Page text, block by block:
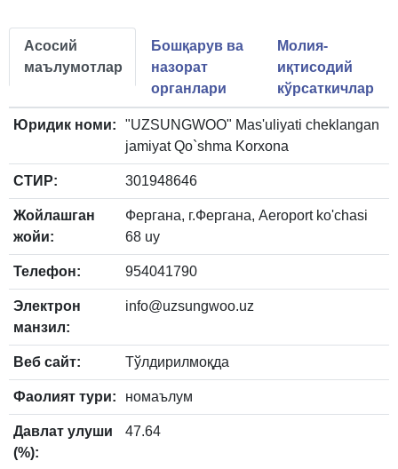
Асосий
маълумотлар
Бошқарув ва
назорат
органлари
Молия-
иқтисодий
кўрсаткичлар
Юридик номи:
"UZSUNGWOO" Mas'uliyati cheklangan
jamiyat Qo`shma Korxona
СТИР: 301948646
Жойлашган
жойи:
Фергана, г.Фергана, Aeroport ko'chasi
68 uy
Телефон: 954041790
Электрон
манзил:
info@uzsungwoo.uz
Веб сайт: Тўлдирилмоқда
Фаолият тури: номаълум
Давлат улуши
(%):
47.64